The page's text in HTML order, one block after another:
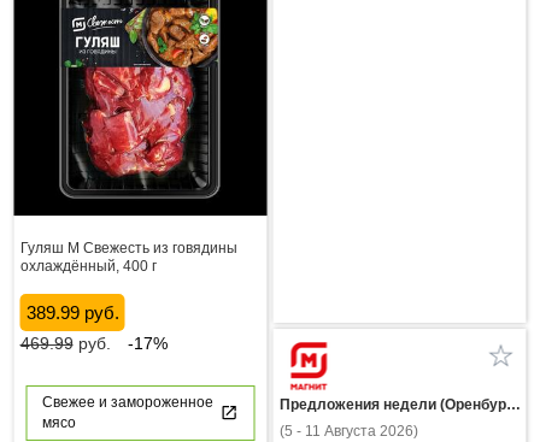
Гуляш М Свежесть из говядины
охлаждённый, 400 г
389.99 руб.
469.99руб. -17%
Свежее и замороженное
мясо
Предложения недели (Оренбургская область)
(5 - 11 Августа 2026)